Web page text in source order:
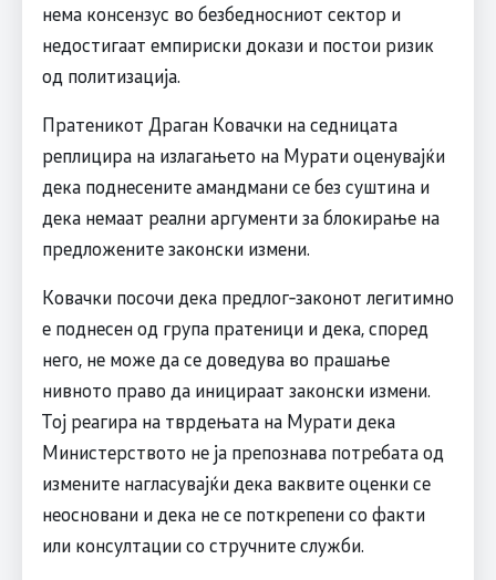
нема консензус во безбедносниот сектор и
недостигаат емпириски докази и постои ризик
од политизација.
Пратеникот Драган Ковачки на седницата
реплицира на излагањето на Мурати оценувајќи
дека поднесените амандмани се без суштина и
дека немаат реални аргументи за блокирање на
предложените законски измени.
Ковачки посочи дека предлог‑законот легитимно
е поднесен од група пратеници и дека, според
него, не може да се доведува во прашање
нивното право да иницираат законски измени.
Тој реагира на тврдењата на Мурати дека
Министерството не ја препознава потребата од
измените нагласувајќи дека ваквите оценки се
неосновани и дека не се поткрепени со факти
или консултации со стручните служби.